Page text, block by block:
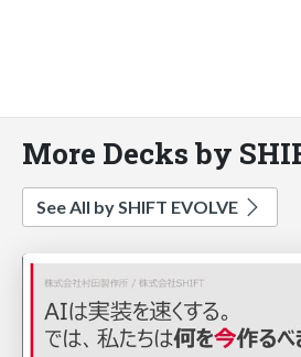
More Decks by
See All by SHIFT EVOLVE